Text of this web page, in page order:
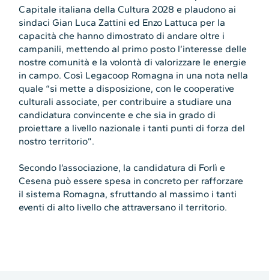
Capitale italiana della Cultura 2028 e plaudono ai
sindaci Gian Luca Zattini ed Enzo Lattuca per la
capacità che hanno dimostrato di andare oltre i
campanili, mettendo al primo posto l’interesse delle
nostre comunità e la volontà di valorizzare le energie
in campo. Così Legacoop Romagna in una nota nella
quale “si mette a disposizione, con le cooperative
culturali associate, per contribuire a studiare una
candidatura convincente e che sia in grado di
proiettare a livello nazionale i tanti punti di forza del
nostro territorio”.
Secondo l’associazione, la candidatura di Forlì e
Cesena può essere spesa in concreto per rafforzare
il sistema Romagna, sfruttando al massimo i tanti
eventi di alto livello che attraversano il territorio.